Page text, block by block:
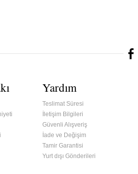
Yardım
Teslimat Süresi
İletişim Bilgileri
Güvenli Alışveriş
İade ve Değişim
Tamir Garantisi
Yurt dışı Gönderileri